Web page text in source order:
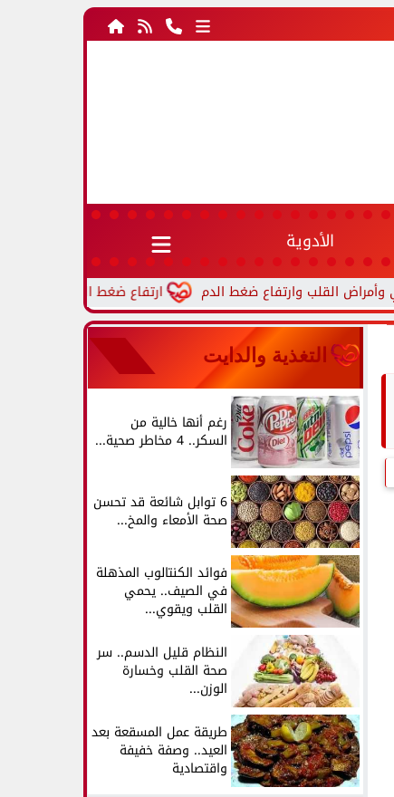
الأدوية
ارتفاع ضغط الدم أثناء النوم.. أسباب
التغذية والدايت
رغم أنها خالية من
السكر.. 4 مخاطر صحية...
6 توابل شائعة قد تحسن
صحة الأمعاء والمخ...
فوائد الكنتالوب المذهلة
في الصيف.. يحمي
القلب ويقوي...
النظام قليل الدسم.. سر
صحة القلب وخسارة
الوزن...
طريقة عمل المسقعة بعد
العيد.. وصفة خفيفة
واقتصادية